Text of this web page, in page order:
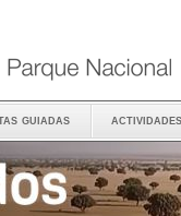
guiadas actividades